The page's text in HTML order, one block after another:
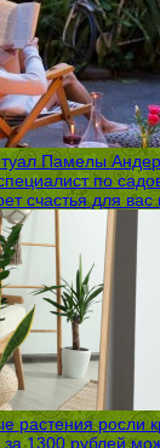
Памелы
по
счастья для
растения росли
1300 рублей